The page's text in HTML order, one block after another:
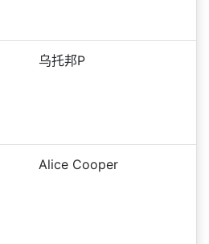
乌托邦P
Alice Cooper